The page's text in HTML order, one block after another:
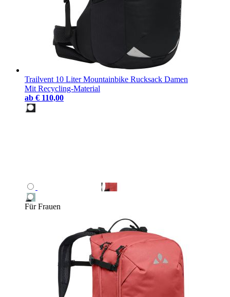
Trailvent 10 Liter Mountainbike Rucksack Damen
Mit Recycling-Material
ab € 110,00
Für Frauen